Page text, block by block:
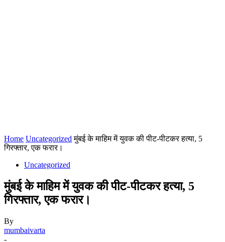
Home Uncategorized मुंबई के माहिम में युवक की पीट-पीटकर हत्या, 5
गिरफ्तार, एक फरार।
Uncategorized
मुंबई के माहिम में युवक की पीट-पीटकर हत्या, 5
गिरफ्तार, एक फरार।
By
mumbaivarta
-